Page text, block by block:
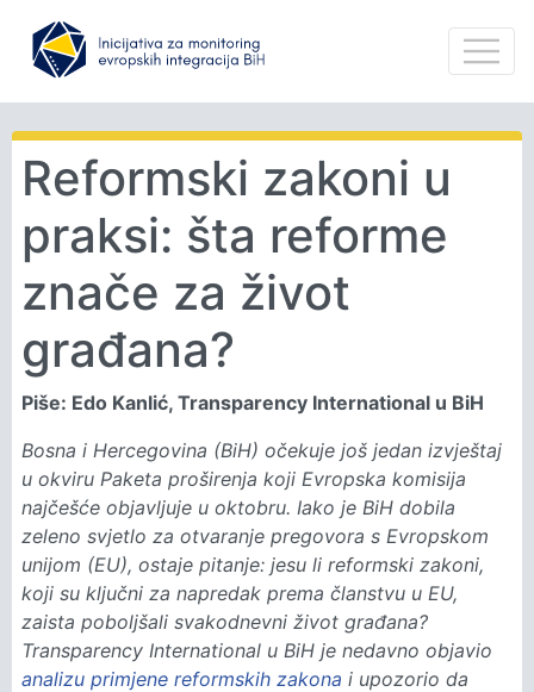
Reformski zakoni u
praksi: šta reforme
znače za život
građana?
Piše: Edo Kanlić, Transparency International u BiH
Bosna i Hercegovina (BiH) očekuje još jedan izvještaj
u okviru Paketa proširenja koji Evropska komisija
najčešće objavljuje u oktobru. Iako je BiH dobila
zeleno svjetlo za otvaranje pregovora s Evropskom
unijom (EU), ostaje pitanje: jesu li reformski zakoni,
koji su ključni za napredak prema članstvu u EU,
zaista poboljšali svakodnevni život građana?
Transparency International u BiH je nedavno objavio
analizu primjene reformskih zakona i upozorio da